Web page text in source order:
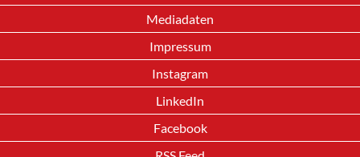
Mediadaten
Impressum
Instagram
LinkedIn
Facebook